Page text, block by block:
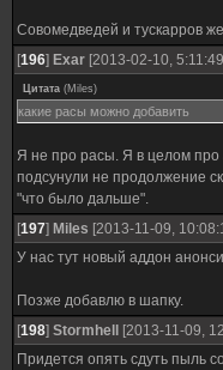
Совомедведей и тускарров
[196] Exar [2013-02-10,
Цитата (Miles)
какие расы можно добавить
Я не про расы. Я в целом
подсунули не продолжение
"что было дальше".
[197] Miles [2013-11-09,
У нас тут новый аддон
Позже добавлю в шапку.
[198] Stormhell
[2013-11-09,
Придется опять сдуть пыль